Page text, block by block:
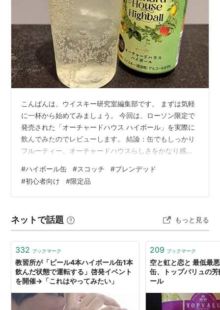
こんばんは、ウイスキー研究室編集部です。 まずは気軽
に一杯から始めてみましょう。 今回は、ローソン限定で
発売された「オーチャードハウス ハイボール」を実際に
飲んでみたのでレビューします。 結論：缶でもしっかり
フルーティー。オーチャードハウスらしさをかなり感じ
・アルコール度数8％ 本来「オーチャードハウス」は、
コンパスボックスというボトラーズから発売されている
ブレンデッドウイスキーです。 今回のハイボール缶に
す。 名前の「オーチャード（果樹園）」の通り、フルー
ティーさ全開の味わいが特…
#ハイボール缶 #スコッチ #ブレンデッド
#初心者向け #限定品
ネットで話題 もっと見る
332 ブックマーク
教習所が「ビール4本ハイボール缶1本
飲んだ状態で運転する」啓発イベント
を開催→「これはやってみたい」
209 ブックマーク
空と虹と恋と 最低最
缶、トップバリュの
ール